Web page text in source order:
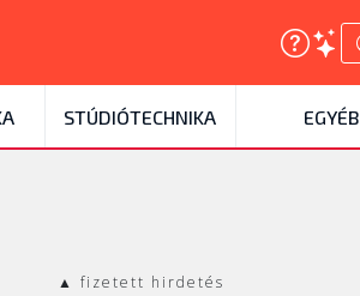
STÚDIÓTECHNIKA EGYÉB
▲ fizetett hirdetés